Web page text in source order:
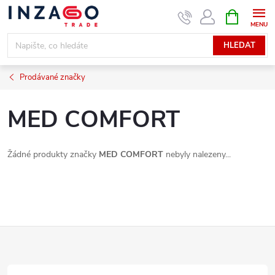
Přejít
obsah
HLEDAT
NÁKUPNÍ
KOŠÍK
Prodávané značky
MED COMFORT
Žádné produkty značky MED COMFORT nebyly nalezeny...